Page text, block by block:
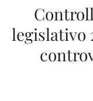
legislativo